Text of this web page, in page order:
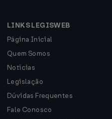
LINKS LEGISWEB
Página Inicial
Quem Somos
Notícias
Legislação
Dúvidas Frequentes
Fale Conosco